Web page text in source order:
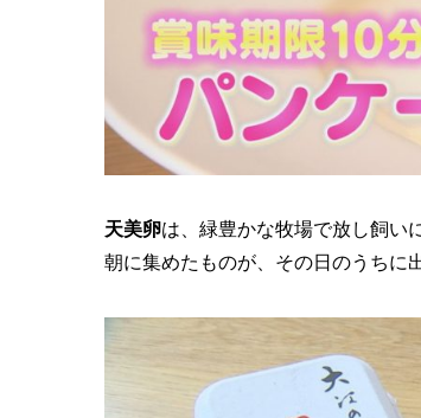
天美卵は、緑豊かな牧場で放し飼い
朝に集めたものが、その日のうちに